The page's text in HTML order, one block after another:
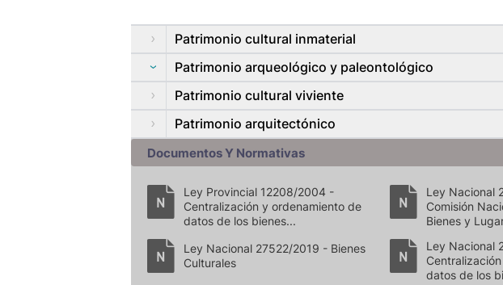
Patrimonio cultural inmaterial
Patrimonio arqueológico y paleontológico
Patrimonio cultural viviente
Patrimonio arquitectónico
Documentos Y Normativas
Ley Provincial 12208/2004 -
Centralización y ordenamiento de
datos de los bienes...
Ley Nacional
Comisión
Bienes y
Ley Nacional 27522/2019 - Bienes
Culturales
Ley Nacional
datos de los